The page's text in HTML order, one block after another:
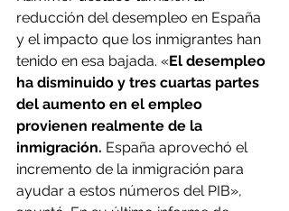
reducción del desempleo en España
y el impacto que los inmigrantes han
tenido en esa bajada. «El desempleo
ha disminuido y tres cuartas partes
del aumento en el empleo
provienen realmente de la
inmigración. España aprovechó el
incremento de la inmigración para
ayudar a estos números del PIB»,